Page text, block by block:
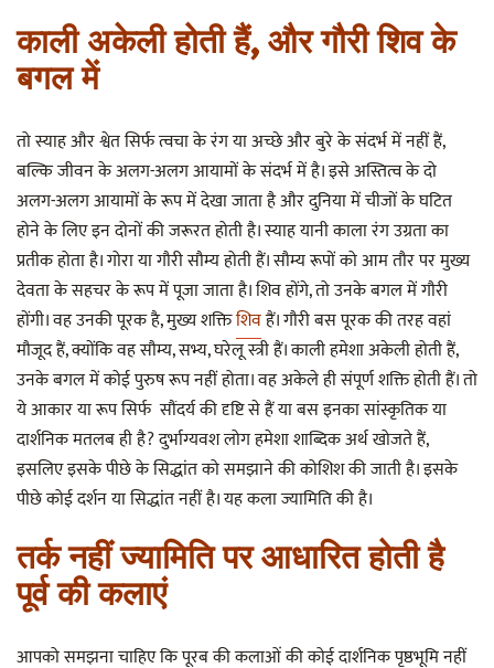
काली अकेली होती हैं, और गौरी शिव के
बगल में
तो स्याह और श्वेत सिर्फ त्वचा के रंग या अच्छे और बुरे के संदर्भ में नहीं हैं,
बल्कि जीवन के अलग-अलग आयामों के संदर्भ में है। इसे अस्तित्व के दो
अलग-अलग आयामों के रूप में देखा जाता है और दुनिया में चीजों के घटित
होने के लिए इन दोनों की जरूरत होती है। स्याह यानी काला रंग उग्रता का
प्रतीक होता है। गोरा या गौरी सौम्य होती हैं। सौम्य रूपों को आम तौर पर मुख्य
देवता के सहचर के रूप में पूजा जाता है। शिव होंगे, तो उनके बगल में गौरी
होंगी। वह उनकी पूरक है, मुख्य शक्तिशिवहैं। गौरी बस पूरक की तरह वहां
मौजूद हैं, क्योंकि वह सौम्य, सभ्य, घरेलू स्त्री हैं। काली हमेशा अकेली होती हैं,
उनके बगल में कोई पुरुष रूप नहीं होता। वह अकेले ही संपूर्ण शक्ति होती हैं। तो
ये आकार या रूप सिर्फ सौंदर्य की दृष्टि से हैं या बस इनका सांस्कृतिक या
दार्शनिक मतलब ही है? दुर्भाग्यवश लोग हमेशा शाब्दिक अर्थ खोजते हैं,
इसलिए इसके पीछे के सिद्धांत को समझाने की कोशिश की जाती है। इसके
पीछे कोई दर्शन या सिद्धांत नहीं है। यह कला ज्यामिति की है।
तर्क नहीं ज्यामिति पर आधारित होती है
पूर्व की कलाएं
आपको समझना चाहिए कि पूरब की कलाओं की कोई दार्शनिक पृष्ठभूमि नहीं